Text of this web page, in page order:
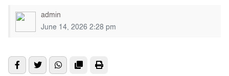
admin
June 14, 2026 2:28 pm